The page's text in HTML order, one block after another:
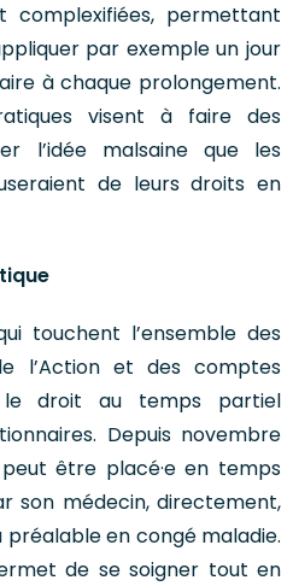
complexifiées, permettant
par exemple un jour
à chaque prolongement.
visent à faire des
l’idée malsaine que les
de leurs droits en
touchent l’ensemble des
l’Action et des comptes
le droit au temps partiel
Depuis novembre
peut être placé·e en temps
son médecin, directement,
préalable en congé maladie.
de se soigner tout en